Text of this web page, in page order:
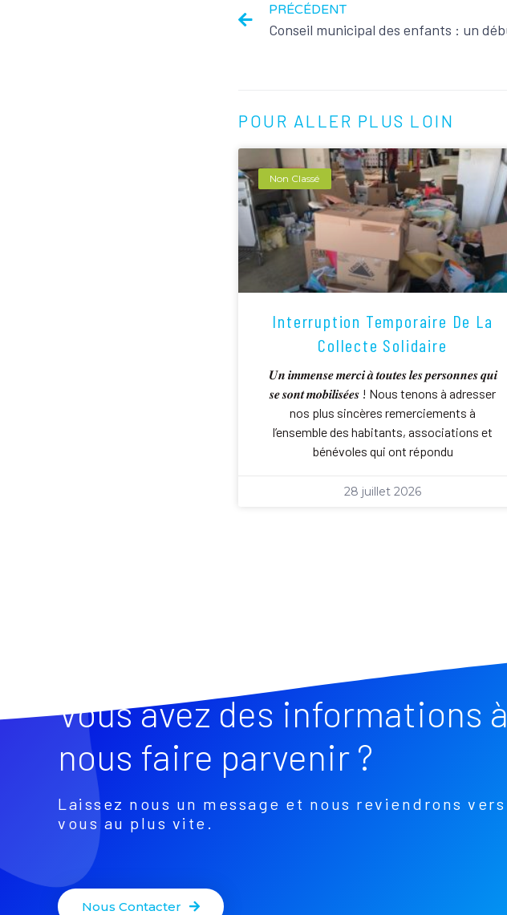
PRÉCÉDENT
POUR ALLER PLUS LOIN
Non Classé
Interruption Temporaire De La
Collecte Solidaire
𝑼𝒏 𝒊𝒎𝒎𝒆𝒏𝒔𝒆 𝒎𝒆𝒓𝒄𝒊 𝒂̀ 𝒕𝒐𝒖𝒕𝒆𝒔 𝒍𝒆𝒔 𝒑𝒆𝒓𝒔𝒐𝒏𝒏𝒆𝒔 𝒒𝒖𝒊
𝒔𝒆 𝒔𝒐𝒏𝒕 𝒎𝒐𝒃𝒊𝒍𝒊𝒔𝒆́𝒆𝒔 ! Nous tenons à adresser
nos plus sincères remerciements à
l’ensemble des habitants, associations et
bénévoles qui ont répondu
28 juillet 2026
Vous avez des informations à
nous faire parvenir ?
Laissez nous un message et nous reviendrons vers
vous au plus vite.
Nous Contacter